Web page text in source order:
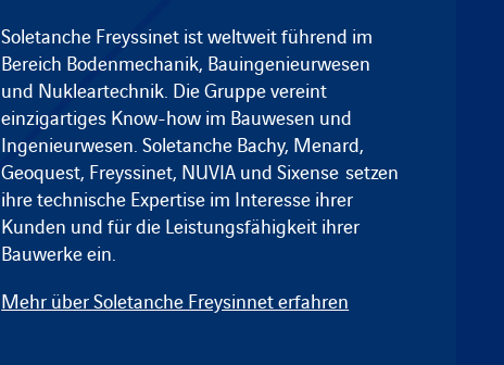
Soletanche Freyssinet ist weltweit führend im
Bereich Bodenmechanik, Bauingenieurwesen
und Nukleartechnik. Die Gruppe vereint
einzigartiges Know-how im Bauwesen und
Ingenieurwesen. Soletanche Bachy, Menard,
Geoquest, Freyssinet, NUVIA undSixense setzen
ihre technische Expertise im Interesse ihrer
Kunden und für die Leistungsfähigkeit ihrer
Bauwerke ein.
Mehr über Soletanche Freysinnet erfahren